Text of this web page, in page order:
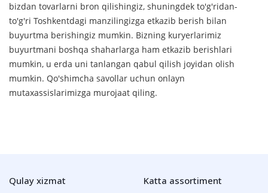
bizdan tovarlarni bron qilishingiz, shuningdek to'g'ridan-
to'g'ri Toshkentdagi manzilingizga etkazib berish bilan
buyurtma berishingiz mumkin. Bizning kuryerlarimiz
buyurtmani boshqa shaharlarga ham etkazib berishlari
mumkin, u erda uni tanlangan qabul qilish joyidan olish
mumkin. Qo'shimcha savollar uchun onlayn
mutaxassislarimizga murojaat qiling.
Qulay xizmat Katta assortiment